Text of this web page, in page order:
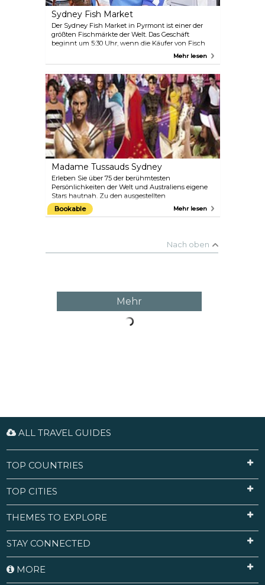
Sydney Fish Market
Der Sydney Fish Market in Pyrmont ist einer der
größten Fischmärkte der Welt. Das Geschäft
beginnt um 5:30 Uhr, wenn die Käufer von Fisch
und Meeresfrüchten eintreffen und um die besten
etwas für den Grill oder genießen Sie ein
Mittagessen am Kai mit Blick auf das Wasser. Sie
können auch eine Führung hinter die Kulissen
buchen, um alles zu sehen, oder an einem
Fischkochkurs teilnehmen, der von einem der
führenden Köche Australiens geleitet wird.
Mehr lesen
Madame Tussauds Sydney
Erleben Sie über 75 der berühmtesten
Persönlichkeiten der Welt und Australiens eigene
Stars hautnah. Zu den ausgestellten
Berühmtheiten gehören Lady Gaga, Leonardo Di
Caprio, Justin Bieber, Kylie Mingoue, Michael
mehr, zusammen mit faszinierenden Fakten zu
jedem Star. Schreiten Sie über den roten Teppich
Musik, Sport, Kultur, Film und vielem mehr.
Bookable Mehr lesen
Nach oben
Mehr
ALL TRAVEL GUIDES
TOP COUNTRIES
TOP CITIES
THEMES TO EXPLORE
STAY CONNECTED
MORE